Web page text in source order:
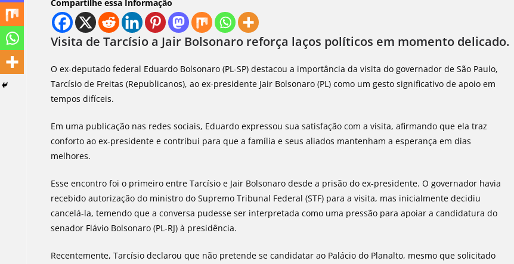
Compartilhe essa Informação
Visita de Tarcísio a Jair Bolsonaro reforça laços políticos em momento delicado.
O ex-deputado federal Eduardo Bolsonaro (PL-SP) destacou a importância da visita do governador de São Paulo,
Tarcísio de Freitas (Republicanos), ao ex-presidente Jair Bolsonaro (PL) como um gesto significativo de apoio em
tempos difíceis.
Em uma publicação nas redes sociais, Eduardo expressou sua satisfação com a visita, afirmando que ela traz
conforto ao ex-presidente e contribui para que a família e seus aliados mantenham a esperança em dias
melhores.
Esse encontro foi o primeiro entre Tarcísio e Jair Bolsonaro desde a prisão do ex-presidente. O governador havia
recebido autorização do ministro do Supremo Tribunal Federal (STF) para a visita, mas inicialmente decidiu
cancelá-la, temendo que a conversa pudesse ser interpretada como uma pressão para apoiar a candidatura do
senador Flávio Bolsonaro (PL-RJ) à presidência.
Recentemente, Tarcísio declarou que não pretende se candidatar ao Palácio do Planalto, mesmo que solicitado